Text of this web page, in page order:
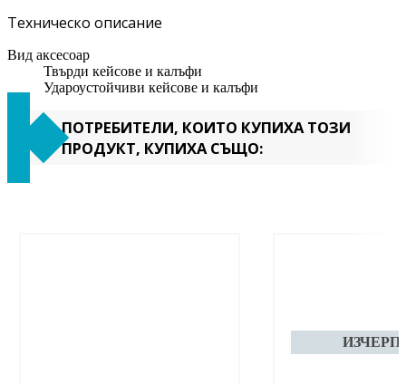
Техническо описание
Вид аксесоар
Твърди кейсове и калъфи
Удароустойчиви кейсове и калъфи
ПОТРЕБИТЕЛИ, КОИТО КУПИХА ТОЗИ
ПРОДУКТ, КУПИХА СЪЩО: